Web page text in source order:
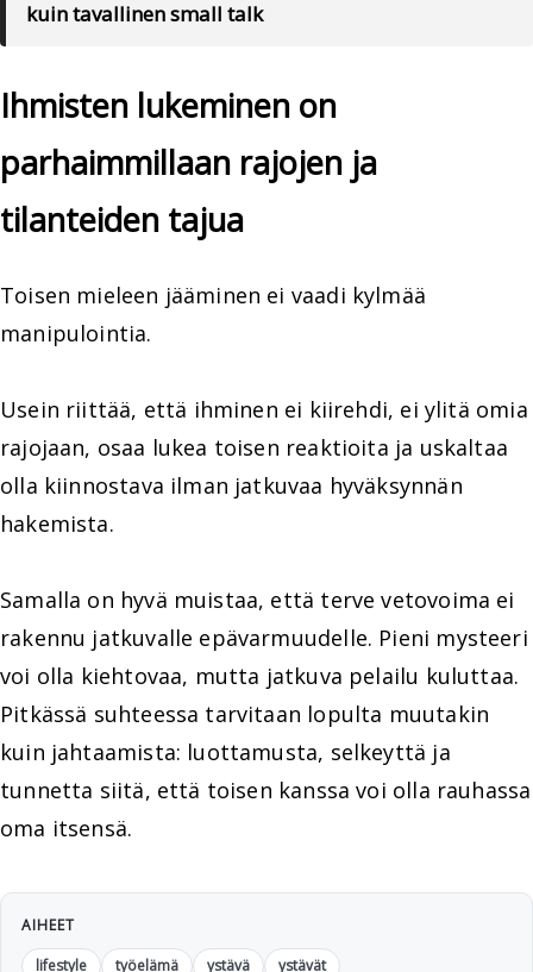
kuin tavallinen small talk
Ihmisten lukeminen on
parhaimmillaan rajojen ja
tilanteiden tajua
Toisen mieleen jääminen ei vaadi kylmää
manipulointia.
Usein riittää, että ihminen ei kiirehdi, ei ylitä omia
rajojaan, osaa lukea toisen reaktioita ja uskaltaa
olla kiinnostava ilman jatkuvaa hyväksynnän
hakemista.
Samalla on hyvä muistaa, että terve vetovoima ei
rakennu jatkuvalle epävarmuudelle. Pieni mysteeri
voi olla kiehtovaa, mutta jatkuva pelailu kuluttaa.
Pitkässä suhteessa tarvitaan lopulta muutakin
kuin jahtaamista: luottamusta, selkeyttä ja
tunnetta siitä, että toisen kanssa voi olla rauhassa
oma itsensä.
AIHEET
lifestyle
työelämä ystävä ystävät